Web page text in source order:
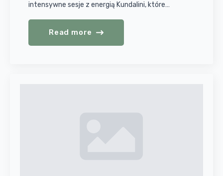
intensywne sesje z energią Kundalini, które…
Read more